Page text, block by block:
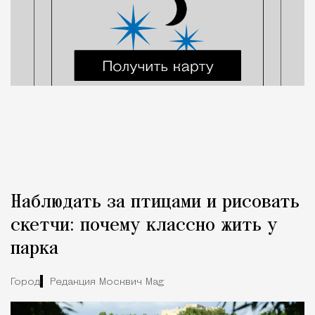
Наблюдать за птицами и рисовать
скетчи: почему классно жить у
парка
Город Редакция Москвич Mag